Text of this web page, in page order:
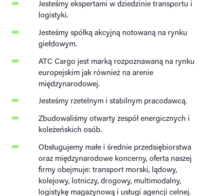
Jesteśmy ekspertami w dziedzinie transportu i
logistyki.
Jesteśmy spółką akcyjną notowaną na rynku
giełdowym.
ATC Cargo jest marką rozpoznawaną na rynku
europejskim jak również na arenie
międzynarodowej.
Jesteśmy rzetelnym i stabilnym pracodawcą.
Zbudowaliśmy otwarty zespół energicznych i
koleżeńskich osób.
Obsługujemy małe i średnie przedsiębiorstwa
oraz międzynarodowe koncerny, oferta naszej
firmy obejmuje: transport morski, lądowy,
kolejowy, lotniczy, drogowy, multimodalny,
logistykę magazynową i usługi agencji celnej.